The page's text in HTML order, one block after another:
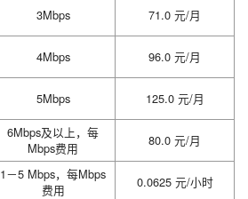
3Mbps
71.0 元/月
4Mbps
96.0 元/月
5Mbps
125.0 元/月
6Mbps及以上，每
Mbps费用
80.0 元/月
1－5 Mbps，每Mbps
费用
0.0625 元/小时